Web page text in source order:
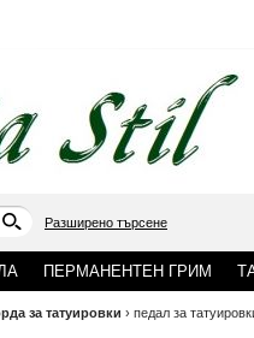
Разширено търсене
ПЕРМАНЕНТЕН ГРИМ
за татуировки › педал за